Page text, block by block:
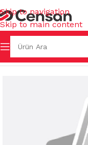
Skip to navigation
Skip to main content
& HIRDAVAT